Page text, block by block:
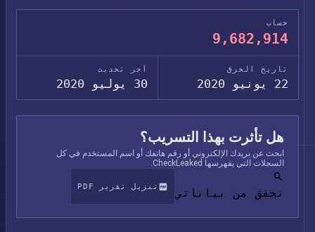
حساب
9,682,914
تاريخ الخرق
22 يونيو 2020
آخر تحديث
30 يوليو 2020
هل تأثرت بهذا التسريب؟
ابحث عن بريدك الإلكتروني أو رقم هاتفك أو اسم المستخدم في كل
السجلات التي يفهرسها CheckLeaked.
تحقق من بياناتي تنزيل تقرير PDF